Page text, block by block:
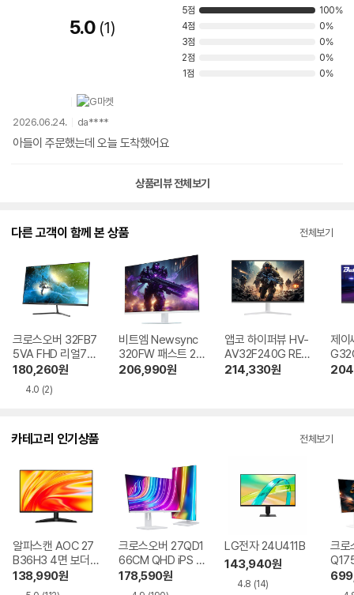
5.0 1
5점
100%
4점
0%
3점
0%
2점
0%
1점
0%
2026.06.24. da****
아들이 주문했는데 오늘 도착했어요
상품리뷰 전체보기
다른 고객이 함께 본 상품 전체보기
크로스오버 32FB7
5VA FHD 리얼75
무결점
180,260원
4.0 (2)
비트엠 Newsync
320FW 패스트 20
0 FPS 화이트 무결
206,990원
앱코 하이퍼뷰 HV-
AV32F240G REA
L 240 HDR 무결점
214,330원
제이
0 게
카테고리 인기상품 전체보기
알파스캔 AOC 27
B36H3 4면 보더리
스 IPS 120 시력보
호 무결점
138,990원
크로스오버 27QD1
66CM QHD iPS U
SB-C 화이트 Ai 멀
티스탠드
178,590원
LG전자 24U411B
143,940원
4.8 (14)
크로
Ai